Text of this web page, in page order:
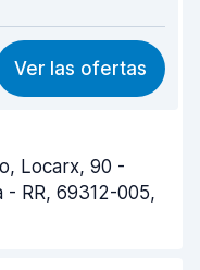
8,3
8,2
8,0
Ver las ofertas
Locarx, 90 -
- RR, 69312-005,